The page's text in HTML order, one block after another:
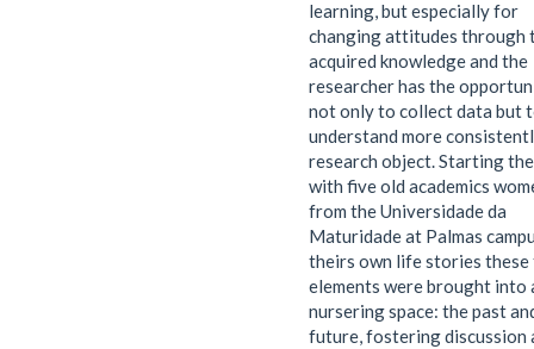
learning, but especially for
changing attitudes through
acquired knowledge and the
researcher has the
not only to collect data but
understand more
research object. Starting
with five old academics
from the Universidade da
Maturidade at Palmas
theirs own life stories
elements were brought into
nursering space: the past
future, fostering discussion